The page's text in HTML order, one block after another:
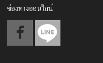
ช่องทางออนไลน์